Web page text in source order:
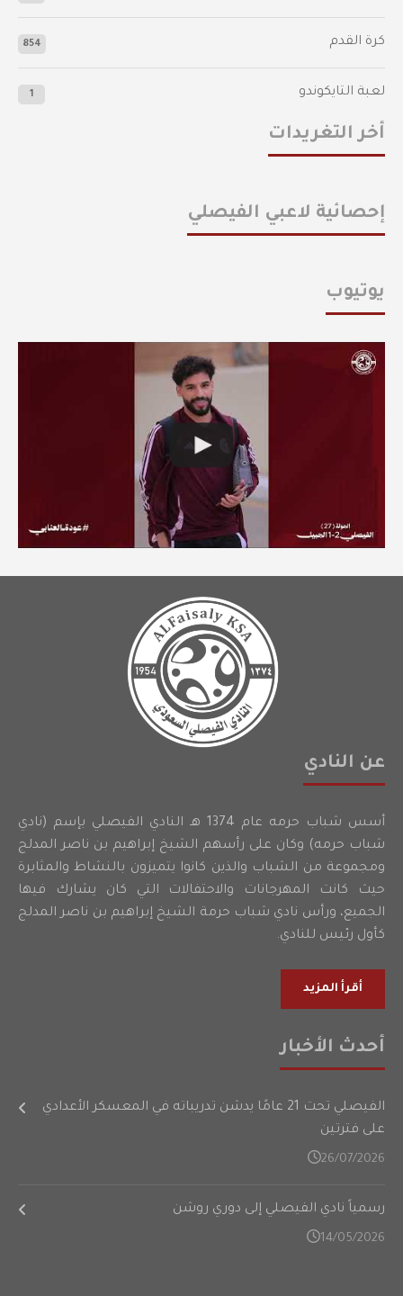
كرة القدم 854
لعبة التايكوندو 1
أخر التغريدات
إحصائية لاعبي الفيصلي
يوتيوب
عن النادي
أسس شباب حرمه عام 1374 هـ النادي الفيصلي بإسم (نادي
شباب حرمه) وكان على رأسهم الشيخ إبراهيم بن ناصر المدلج
ومجموعة من الشباب والذين كانوا يتميزون بالنشاط والمثابرة
حيث كانت المهرجانات والاحتفالات التي كان يشارك فيها
الجميع، ورأس نادي شباب حرمة الشيخ إبراهيم بن ناصر المدلج
كأول رئيس للنادي.
أقرأ المزيد
أحدث الأخبار
الفيصلي تحت 21 عامًا يدشن تدريباته في المعسكر الأعدادي
على فترتين
26/07/2026
رسمياً نادي الفيصلي إلى دوري روشن
14/05/2026